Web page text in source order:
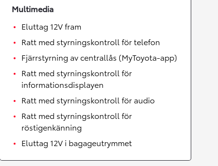
Multimedia
Eluttag 12V fram
Ratt med styrningskontroll för telefon
Fjärrstyrning av centrallås (MyToyota-app)
Ratt med styrningskontroll för
informationsdisplayen
Ratt med styrningskontroll för audio
Ratt med styrningskontroll för
röstigenkänning
Eluttag 12V i bagageutrymmet